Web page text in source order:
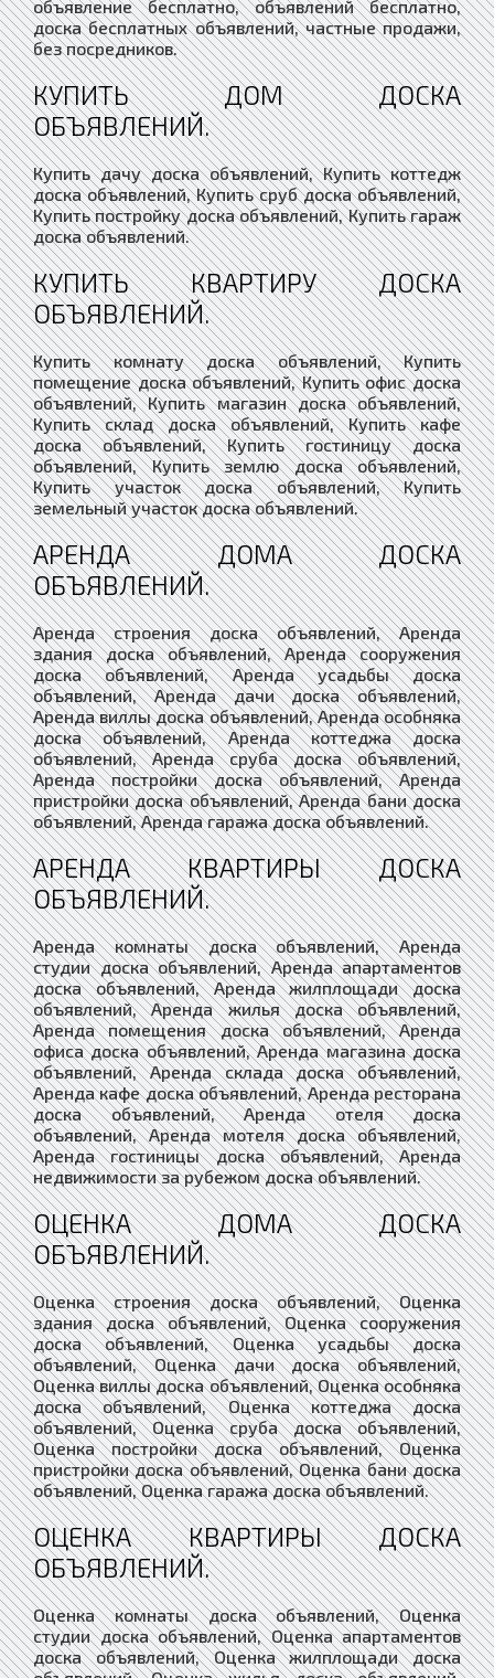
объявление бесплатно, объявлений бесплатно,
доска бесплатных объявлений, частные продажи,
без посредников.
КУПИТЬ ДОМ ДОСКА
ОБЪЯВЛЕНИЙ.
Купить дачу доска объявлений, Купить коттедж
доска объявлений, Купить сруб доска объявлений,
Купить постройку доска объявлений, Купить гараж
доска объявлений.
КУПИТЬ КВАРТИРУ ДОСКА
ОБЪЯВЛЕНИЙ.
Купить комнату доска объявлений, Купить
помещение доска объявлений, Купить офис доска
объявлений, Купить магазин доска объявлений,
Купить склад доска объявлений, Купить кафе
доска объявлений, Купить гостиницу доска
объявлений, Купить землю доска объявлений,
Купить участок доска объявлений, Купить
земельный участок доска объявлений.
АРЕНДА ДОМА ДОСКА
ОБЪЯВЛЕНИЙ.
Аренда строения доска объявлений, Аренда
здания доска объявлений, Аренда сооружения
доска объявлений, Аренда усадьбы доска
объявлений, Аренда дачи доска объявлений,
Аренда виллы доска объявлений, Аренда особняка
доска объявлений, Аренда коттеджа доска
объявлений, Аренда сруба доска объявлений,
Аренда постройки доска объявлений, Аренда
пристройки доска объявлений, Аренда бани доска
объявлений, Аренда гаража доска объявлений.
АРЕНДА КВАРТИРЫ ДОСКА
ОБЪЯВЛЕНИЙ.
Аренда комнаты доска объявлений, Аренда
студии доска объявлений, Аренда апартаментов
доска объявлений, Аренда жилплощади доска
объявлений, Аренда жилья доска объявлений,
Аренда помещения доска объявлений, Аренда
офиса доска объявлений, Аренда магазина доска
объявлений, Аренда склада доска объявлений,
Аренда кафе доска объявлений, Аренда ресторана
доска объявлений, Аренда отеля доска
объявлений, Аренда мотеля доска объявлений,
Аренда гостиницы доска объявлений, Аренда
недвижимости за рубежом доска объявлений.
ОЦЕНКА ДОМА ДОСКА
ОБЪЯВЛЕНИЙ.
Оценка строения доска объявлений, Оценка
здания доска объявлений, Оценка сооружения
доска объявлений, Оценка усадьбы доска
объявлений, Оценка дачи доска объявлений,
Оценка виллы доска объявлений, Оценка особняка
доска объявлений, Оценка коттеджа доска
объявлений, Оценка сруба доска объявлений,
Оценка постройки доска объявлений, Оценка
пристройки доска объявлений, Оценка бани доска
объявлений, Оценка гаража доска объявлений.
ОЦЕНКА КВАРТИРЫ ДОСКА
ОБЪЯВЛЕНИЙ.
Оценка комнаты доска объявлений, Оценка
студии доска объявлений, Оценка апартаментов
доска объявлений, Оценка жилплощади доска